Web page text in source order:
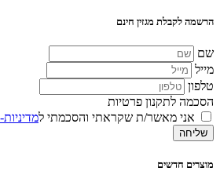
הרשמה לקבלת מגזין חינם
שם
מייל
טלפון
הסכמה לתקנון פרטיות
אני מאשר/ת שקראתי והסכמתי ל
שליחה
מוצרים חדשים